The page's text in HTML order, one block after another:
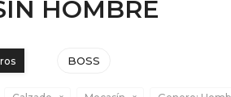
HOMBRE
BOSS